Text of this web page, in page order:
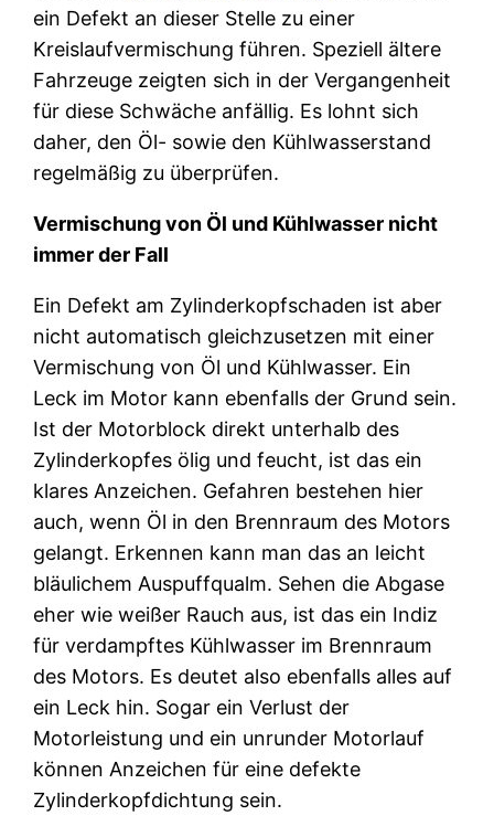
ein Defekt an dieser Stelle zu einer
Kreislaufvermischung führen. Speziell ältere
Fahrzeuge zeigten sich in der Vergangenheit
für diese Schwäche anfällig. Es lohnt sich
daher, den Öl- sowie den Kühlwasserstand
regelmäßig zu überprüfen.
Vermischung von Öl und Kühlwasser nicht
immer der Fall
Ein Defekt am Zylinderkopfschaden ist aber
nicht automatisch gleichzusetzen mit einer
Vermischung von Öl und Kühlwasser. Ein
Leck im Motor kann ebenfalls der Grund sein.
Ist der Motorblock direkt unterhalb des
Zylinderkopfes ölig und feucht, ist das ein
klares Anzeichen. Gefahren bestehen hier
auch, wenn Öl in den Brennraum des Motors
gelangt. Erkennen kann man das an leicht
bläulichem Auspuffqualm. Sehen die Abgase
eher wie weißer Rauch aus, ist das ein Indiz
für verdampftes Kühlwasser im Brennraum
des Motors. Es deutet also ebenfalls alles auf
ein Leck hin. Sogar ein Verlust der
Motorleistung und ein unrunder Motorlauf
können Anzeichen für eine defekte
Zylinderkopfdichtung sein.